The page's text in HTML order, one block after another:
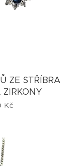
ZE STŘÍBRA
ZIRKONY
Kč